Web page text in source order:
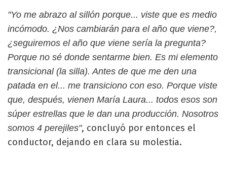
"Yo me abrazo al sillón porque... viste que es medio
incómodo. ¿Nos cambiarán para el año que viene?,
¿seguiremos el año que viene sería la pregunta?
Porque no sé donde sentarme bien. Es mi elemento
transicional (la silla). Antes de que me den una
patada en el... me transiciono con eso. Porque viste
que, después, vienen María Laura... todos esos son
súper estrellas que le dan una producción. Nosotros
somos 4 perejiles", concluyó por entonces el
conductor, dejando en clara su molestia.